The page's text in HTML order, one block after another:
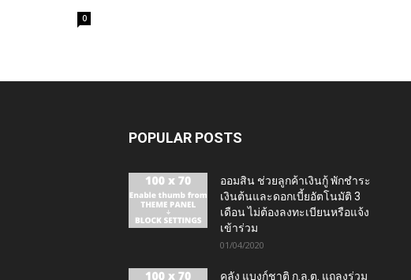
0
POPULAR POSTS
ออมสิน ช่วยลูกค้าเงินกู้ พักชำระ
เงินต้นและดอกเบี้ยอัตโนมัติ 3
เดือน ไม่ต้องลงทะเบียนหรือแจ้ง
เข้าร่วม
01/04/2020
คลัง แบงก์ชาติ ก.ล.ต. แถลงร่วม